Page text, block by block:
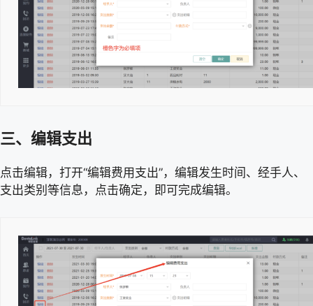
三、编辑支出
点击编辑，打开“编辑费用支出”，编辑发生时间、经手人、
支出类别等信息，点击确定，即可完成编辑。